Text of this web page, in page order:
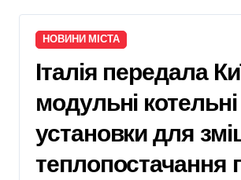
НОВИНИ МІСТА
Італія передала
модульні котельні
установки для
теплопостачання